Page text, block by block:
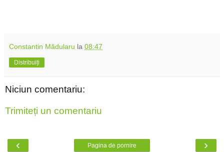
Constantin Mădularu la 08:47
Distribuiți
Niciun comentariu:
Trimiteți un comentariu
‹ ›
Pagina de pornire